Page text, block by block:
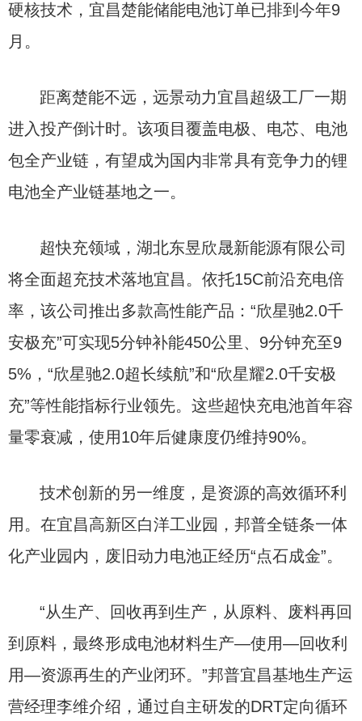
硬核技术，宜昌楚能储能电池订单已排到今年9
月。
距离楚能不远，远景动力宜昌超级工厂一期
进入投产倒计时。该项目覆盖电极、电芯、电池
包全产业链，有望成为国内非常具有竞争力的锂
电池全产业链基地之一。
超快充领域，湖北东昱欣晟新能源有限公司
将全面超充技术落地宜昌。依托15C前沿充电倍
率，该公司推出多款高性能产品：“欣星驰2.0千
安极充”可实现5分钟补能450公里、9分钟充至9
5%，“欣星驰2.0超长续航”和“欣星耀2.0千安极
充”等性能指标行业领先。这些超快充电池首年容
量零衰减，使用10年后健康度仍维持90%。
技术创新的另一维度，是资源的高效循环利
用。在宜昌高新区白洋工业园，邦普全链条一体
化产业园内，废旧动力电池正经历“点石成金”。
“从生产、回收再到生产，从原料、废料再回
到原料，最终形成电池材料生产—使用—回收利
用—资源再生的产业闭环。”邦普宜昌基地生产运
营经理李维介绍，通过自主研发的DRT定向循环